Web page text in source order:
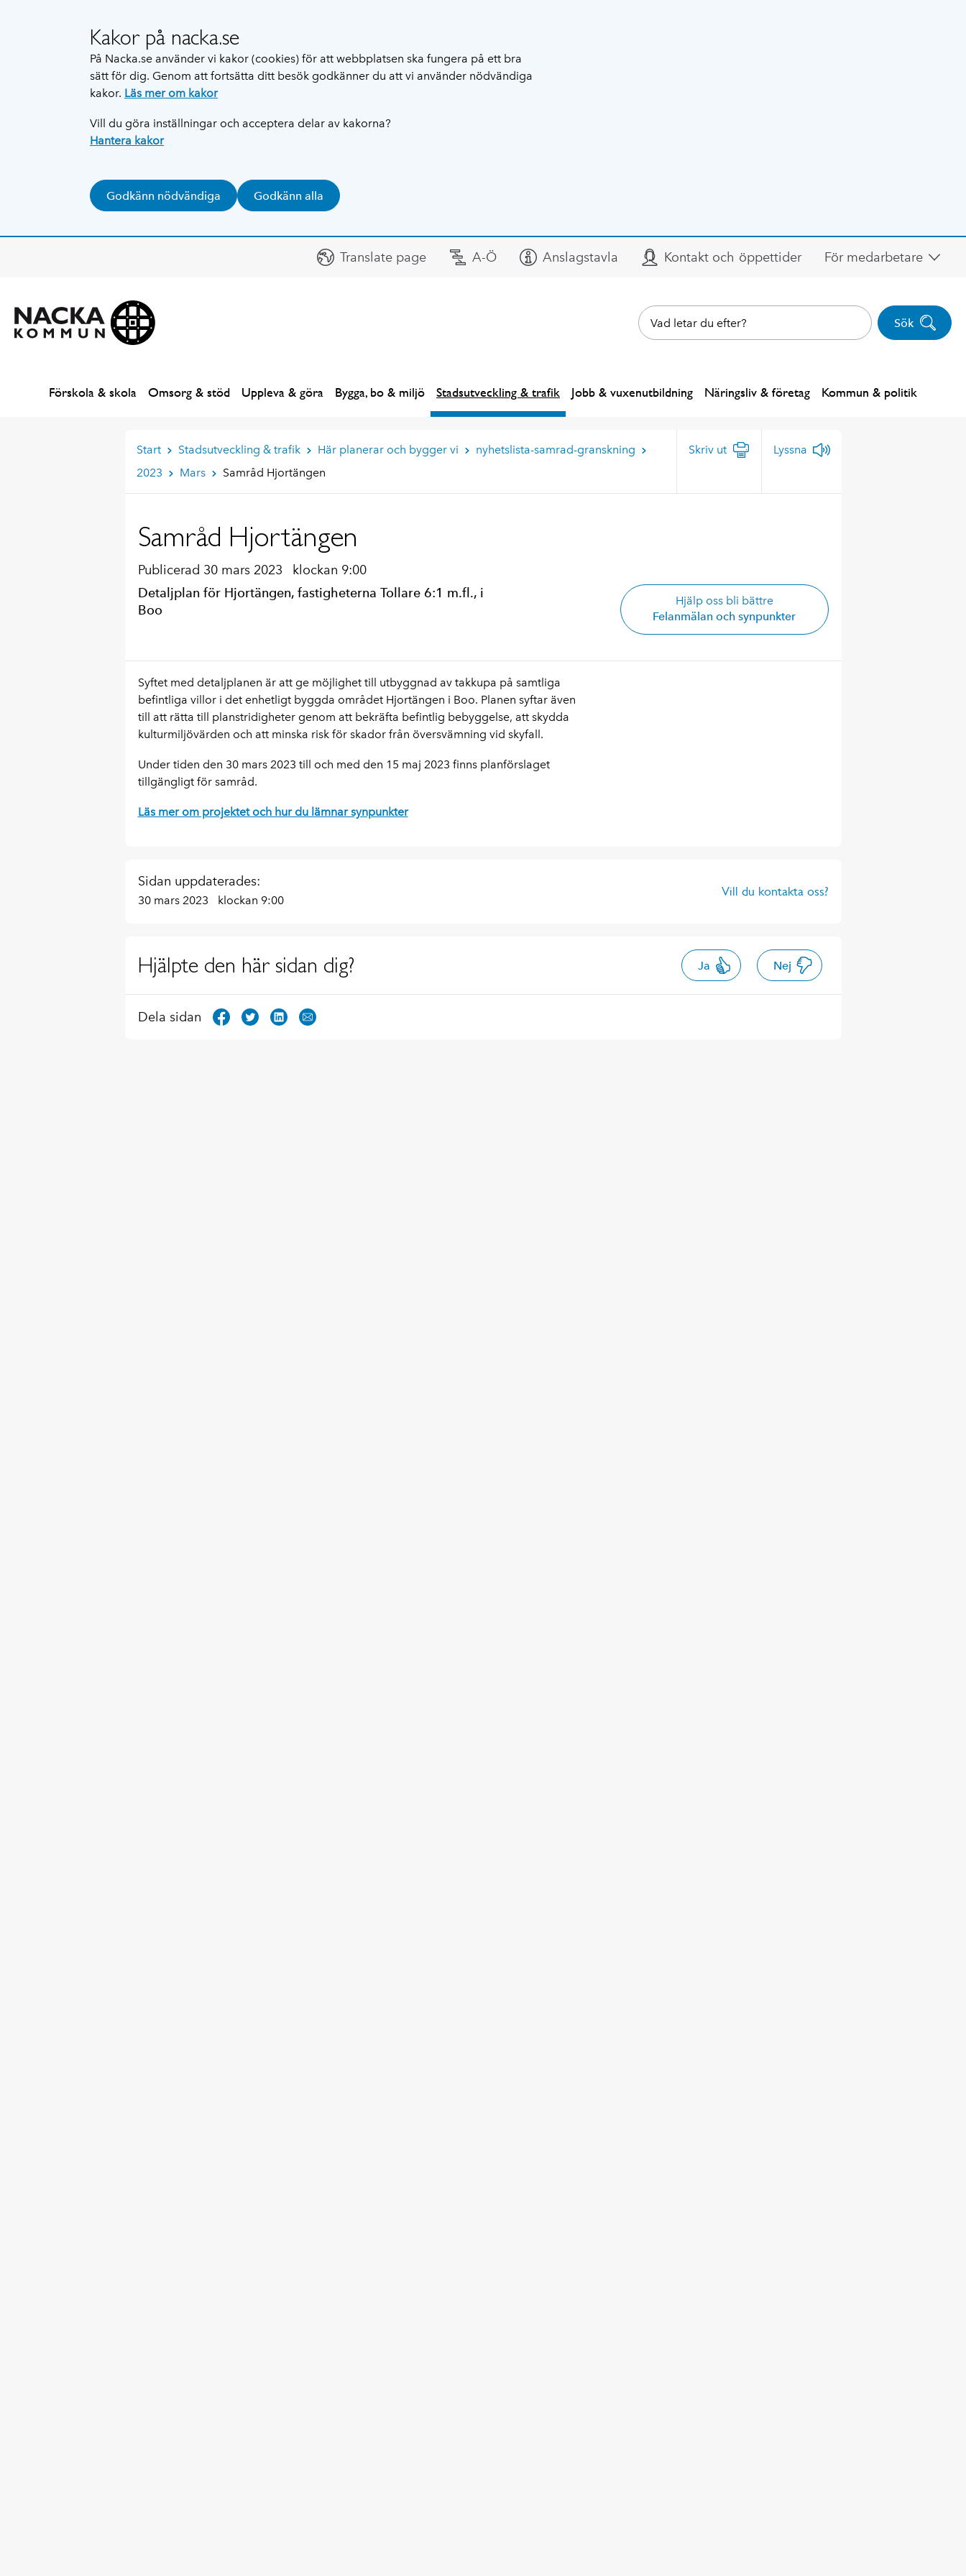
Kakor på nacka.se
På Nacka.se använder vi kakor (cookies) för att webbplatsen ska fungera på ett bra
sätt för dig. Genom att fortsätta ditt besök godkänner du att vi använder nödvändiga
kakor. Läs mer om kakor
Vill du göra inställningar och acceptera delar av kakorna?
Hantera kakor
Godkänn nödvändiga Godkänn alla
Translate page A-Ö Anslagstavla Kontakt och öppettider För medarbetare
Sök
Förskola & skola Omsorg & stöd Uppleva & göra Bygga, bo & miljö Stadsutveckling & trafik Jobb & vuxenutbildning Näringsliv & företag Kommun & politik
Start Stadsutveckling & trafik Här planerar och bygger vi
nyhetslista-samrad-granskning
2023
Mars Samråd Hjortängen
Skriv ut Lyssna
Samråd Hjortängen
Publicerad 30 mars 2023 klockan 9:00
Detaljplan för Hjortängen, fastigheterna Tollare 6:1 m.fl., i
Boo
Hjälp oss bli bättre
Felanmälan och synpunkter
Syftet med detaljplanen är att ge möjlighet till utbyggnad av takkupa på samtliga
befintliga villor i det enhetligt byggda området Hjortängen i Boo. Planen syftar även
till att rätta till planstridigheter genom att bekräfta befintlig bebyggelse, att skydda
kulturmiljövärden och att minska risk för skador från översvämning vid skyfall.
Under tiden den 30 mars 2023 till och med den 15 maj 2023 finns planförslaget
tillgängligt för samråd.
Läs mer om projektet och hur du lämnar synpunkter
Sidan uppdaterades:
30 mars 2023 klockan 9:00
Vill du kontakta oss?
Hjälpte den här sidan dig? Ja Nej
Dela sidan